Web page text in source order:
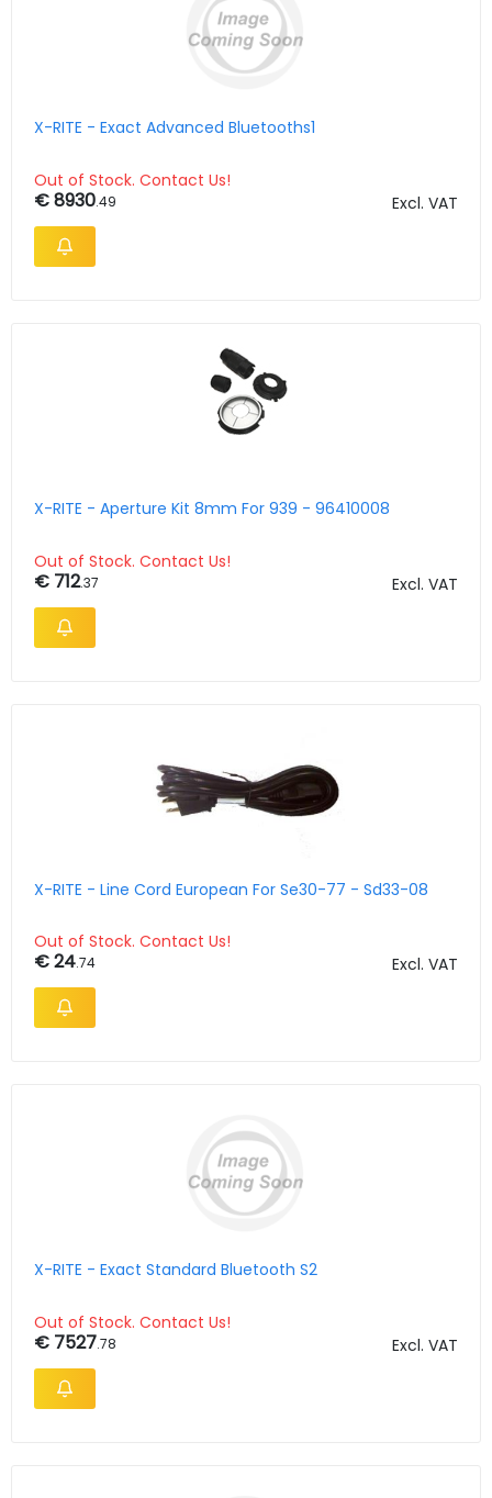
X-RITE - Exact Advanced Bluetooths1
Out of Stock. Contact Us!
€ 8930.49 Excl. VAT
X-RITE - Aperture Kit 8mm For 939 - 96410008
Out of Stock. Contact Us!
€ 712.37 Excl. VAT
X-RITE - Line Cord European For Se30-77 - Sd33-08
Out of Stock. Contact Us!
€ 24.74 Excl. VAT
X-RITE - Exact Standard Bluetooth S2
Out of Stock. Contact Us!
€ 7527.78 Excl. VAT